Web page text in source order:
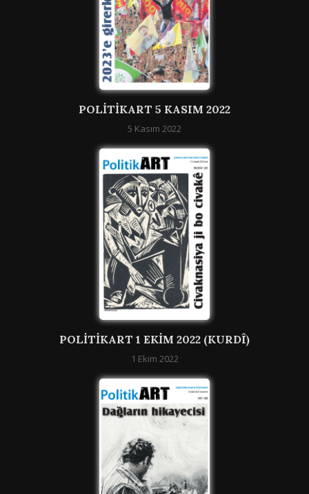
POLITIKART 5 KASIM 2022
5 Kasım 2022
POLITIKART 1 EKIM 2022 (KURDÎ)
1 Ekim 2022